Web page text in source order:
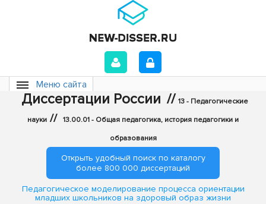
Меню сайта
Диссертации России // 13 - Педагогические
науки // 13.00.01 - Общая педагогика, история педагогики и
образования
Открыть удобный поиск по каталогу
более 800 000 диссертаций
Педагогическое моделирование процесса ориентации
младших школьников на здоровый образ жизни